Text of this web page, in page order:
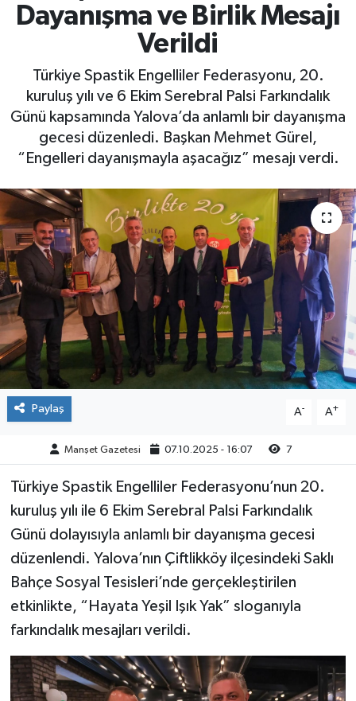
Dayanışma ve Birlik Mesajı
Verildi
Türkiye Spastik Engelliler Federasyonu, 20.
kuruluş yılı ve 6 Ekim Serebral Palsi Farkındalık
Günü kapsamında Yalova’da anlamlı bir dayanışma
gecesi düzenledi. Başkan Mehmet Gürel,
“Engelleri dayanışmayla aşacağız” mesajı verdi.
Paylaş A- A+
Manşet Gazetesi 07.10.2025 - 16:07 7
Türkiye Spastik Engelliler Federasyonu’nun 20.
kuruluş yılı ile 6 Ekim Serebral Palsi Farkındalık
Günü dolayısıyla anlamlı bir dayanışma gecesi
düzenlendi. Yalova’nın Çiftlikköy ilçesindeki Saklı
Bahçe Sosyal Tesisleri’nde gerçekleştirilen
etkinlikte, “Hayata Yeşil Işık Yak” sloganıyla
farkındalık mesajları verildi.
Yaşam